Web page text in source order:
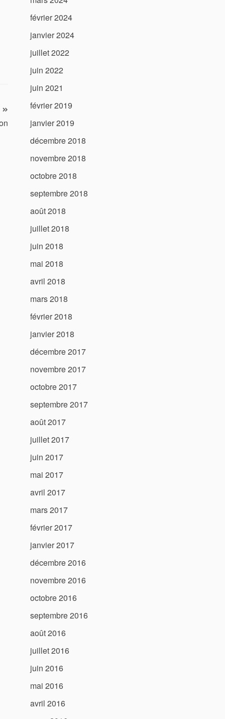
février 2024
janvier 2024
juillet 2022
juin 2022
juin 2021
février 2019
janvier 2019
décembre 2018
novembre 2018
octobre 2018
septembre 2018
août 2018
juillet 2018
juin 2018
mai 2018
avril 2018
mars 2018
février 2018
janvier 2018
décembre 2017
novembre 2017
octobre 2017
septembre 2017
août 2017
juillet 2017
juin 2017
mai 2017
avril 2017
mars 2017
février 2017
janvier 2017
décembre 2016
novembre 2016
octobre 2016
septembre 2016
août 2016
juillet 2016
juin 2016
mai 2016
avril 2016